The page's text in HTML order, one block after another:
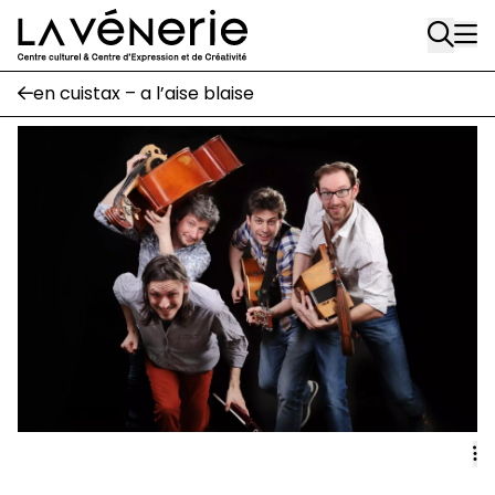
Aller au contenu principal
Rue Gratès, 3
1170 Watermael-Boitsfort
02 663 85 50
Place Gilson, 3
1170 Watermael-Boitsfort
02 663 85 50
suivez-nous
Journal Vénerie- version papier
en cuistax – a l’aise blaise